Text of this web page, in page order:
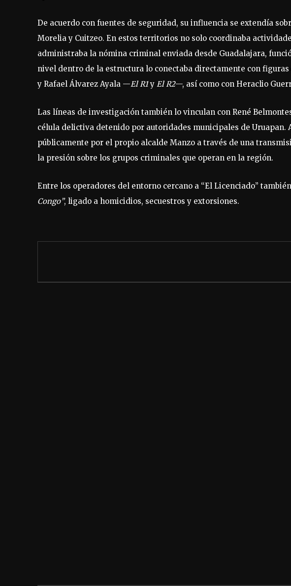
De acuerdo con fuentes de seguridad, su influencia se extendía
Morelia y Cuitzeo. En estos territorios no solo coordinaba
administraba la nómina criminal enviada desde Guadalajara,
nivel dentro de la estructura lo conectaba directamente con
y Rafael Álvarez Ayala —El R1y El R2—, así como con Heraclio
Las líneas de investigación también lo vinculan con René
célula delictiva detenido por autoridades municipales de Uruapan.
públicamente por el propio alcalde Manzo a través de una
la presión sobre los grupos criminales que operan en la región.
Entre los operadores del entorno cercano a “El Licenciado”
Congo”, ligado a homicidios, secuestros y extorsiones.